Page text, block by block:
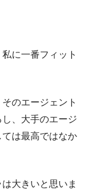
に一番フィット
のエージェント
、大手のエージ
は最高ではなか
大きいと思いま